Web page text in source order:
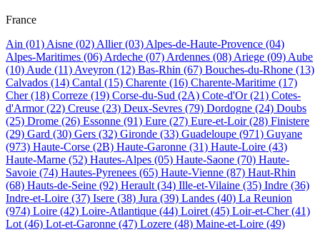
France
Ain (01) Aisne (02) Allier(03) Alpes-de-Haute-Provence (04)
Alpes-Maritimes (06) Ardeche (07) Ardennes (08) Ariege (09) Aube
(10) Aude (11) Aveyron (12) Bas-Rhin (67) Bouches-du-Rhone (13)
Calvados (14) Cantal (15) Charente (16) Charente-Maritime (17)
Cher(18) Correze (19) Corse-du-Sud (2A) Cote-d'Or(21) Cotes-
d'Armor(22) Creuse (23) Deux-Sevres (79) Dordogne (24) Doubs
(25) Drome (26) Essonne (91) Eure (27) Eure-et-Loir(28) Finistere
(29) Gard (30) Gers (32) Gironde (33) Guadeloupe (971) Guyane
(973) Haute-Corse (2B) Haute-Garonne (31) Haute-Loire (43)
Haute-Marne (52) Hautes-Alpes (05) Haute-Saone (70) Haute-
Savoie (74) Hautes-Pyrenees (65) Haute-Vienne (87) Haut-Rhin
(68) Hauts-de-Seine (92) Herault (34) Ille-et-Vilaine (35) Indre (36)
Indre-et-Loire (37) Isere (38) Jura (39) Landes (40) La Reunion
(974) Loire (42) Loire-Atlantique (44) Loiret (45) Loir-et-Cher(41)
Lot (46) Lot-et-Garonne (47) Lozere (48) Maine-et-Loire (49)